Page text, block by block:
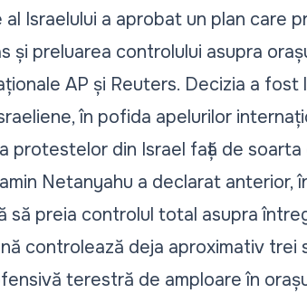
Israelului a aprobat un plan care
și preluarea controlului asupra
AP și Reuters. Decizia a fost
în pofida apelurilor
protestelor din Israel față de
Netanyahu a declarat
să preia controlul total asupra
controlează deja aproximativ trei
terestră de amploare în